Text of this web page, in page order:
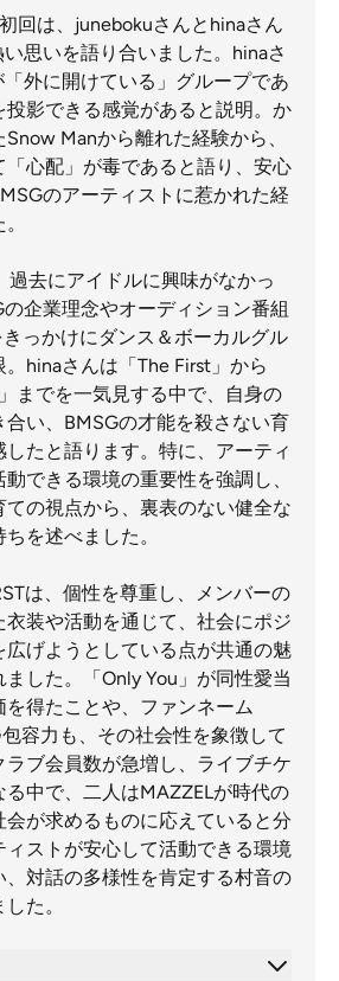
回は、junebokuさんとhinaさん
思いを語り合いました。hinaさ
外に開けている」グループであ
投影できる感覚があると説明。か
Manから離れた経験から、
「心配」が毒であると語り、安心
のアーティストに惹かれた経
過去にアイドルに興味がなかっ
企業理念やオーディション番組
きっかけにダンス＆ボーカルグル
hinaさんは「The First」から
までを一気見する中で、自身の
い、BMSGの才能を殺さない育
たと語ります。特に、アーティ
できる環境の重要性を強調し、
ての視点から、裏表のない健全な
を述べました。
は、個性を尊重し、メンバーの
装や活動を通じて、社会にポジ
広げようとしている点が共通の魅
した。「Only You」が同性愛当
得たことや、ファンネーム
包容力も、その社会性を象徴して
ラブ会員数が急増し、ライブチケ
る中で、二人はMAZZELが時代の
が求めるものに応えていると分
ィストが安心して活動できる環境
、対話の多様性を肯定する村音の
た。